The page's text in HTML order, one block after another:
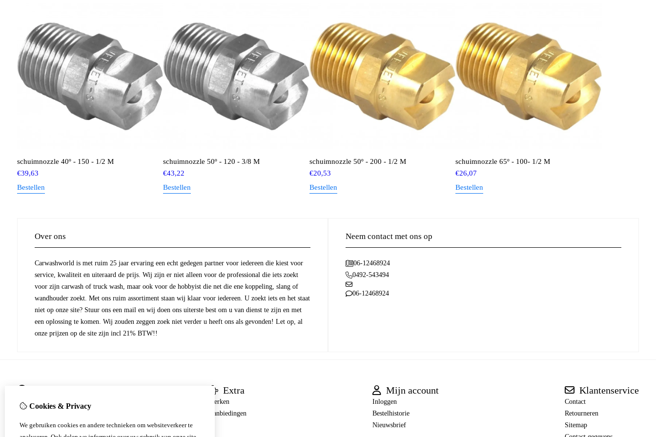
schuimnozzle 40º - 150 - 1/2 M
€39,63
Bestellen
schuimnozzle 50º - 120 - 3/8 M
€43,22
Bestellen
schuimnozzle 50º - 200 - 1/2 M
€20,53
Bestellen
schuimnozzle 65º - 100- 1/2 M
€26,07
Bestellen
Over ons
Carwashworld is met ruim 25 jaar ervaring een echt gedegen partner voor iedereen die kiest voor
service, kwaliteit en uiteraard de prijs. Wij zijn er niet alleen voor de professional die iets zoekt
voor zijn carwash of truck wash, maar ook voor de hobbyist die net die ene koppeling, slang of
wandhouder zoekt. Met ons ruim assortiment staan wij klaar voor iedereen. U zoekt iets en het staat
niet op onze site? Stuur ons een mail en wij doen ons uiterste best om u van dienst te zijn en met
een oplossing te komen. Wij zouden zeggen zoek niet verder u heeft ons als gevonden! Let op, al
onze prijzen op de site zijn incl 21% BTW!!
Neem contact met ons op
06-12468924
0492-543494
06-12468924
Algemene voorwaarden
Particulier
Extra
Merken
Aanbiedingen
Mijn account
Inloggen
Bestelhistorie
Nieuwsbrief
Klantenservice
Contact
Retourneren
Sitemap
Cookies & Privacy
We gebruiken cookies en andere technieken om websiteverkeer te